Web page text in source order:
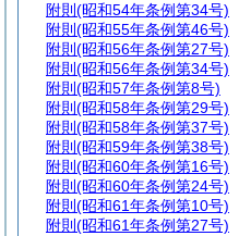
附則 (昭和54年条例第34号)
附則 (昭和55年条例第46号)
附則 (昭和56年条例第27号)
附則 (昭和56年条例第34号)
附則 (昭和57年条例第8号)
附則 (昭和58年条例第29号)
附則 (昭和58年条例第37号)
附則 (昭和59年条例第38号)
附則 (昭和60年条例第16号)
附則 (昭和60年条例第24号)
附則 (昭和61年条例第10号)
附則 (昭和61年条例第27号)